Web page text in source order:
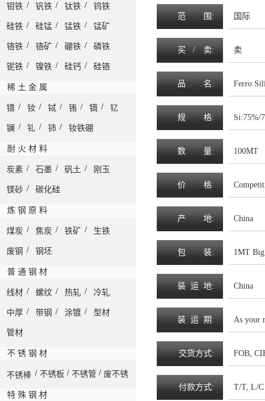
钼铁 / 钒铁 / 钛铁 / 钨铁
硅铁 / 硅锰 / 锰铁 / 锰矿
铬铁 / 铬矿 / 硼铁 / 磷铁
铌铁 / 镍铁 / 硅钙 / 硅铬
稀 土 金 属
镨 / 钕 / 铽 / 铕 / 镝 / 钇
镧 / 钆 / 铈 / 钕铁硼
耐 火 材 料
炭素 / 石墨 / 矾土 / 刚玉
镁砂 / 碳化硅
炼 钢 原 料
煤炭 / 焦炭 / 铁矿 / 生铁
废钢 / 钢坯
普 通 钢 材
线材 / 螺纹 / 热轧 / 冷轧
中厚 / 带钢 / 涂镀 / 型材
管材
不 锈 钢 材
不锈棒 / 不锈板 / 不锈管 / 废不锈
特 殊 钢 材
范 围 : 国际
买 / 卖: 卖
品 名 : Ferro
规 格: Si:75%/
数 量: 100MT
价 格:
产 地: China
包 装: 1MT Big
装 运 地: China
装 运 期 : As your
交货方式: FOB,
付款方式: T/T, L/C